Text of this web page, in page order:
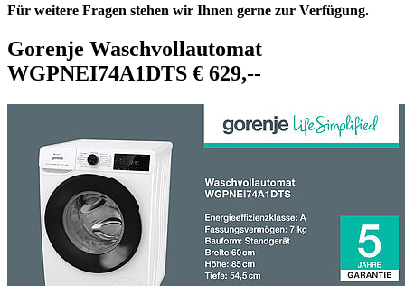
Für weitere Fragen stehen wir Ihnen gerne zur Verfügung.
Gorenje Waschvollautomat
WGPNEI74A1DTS € 629,--